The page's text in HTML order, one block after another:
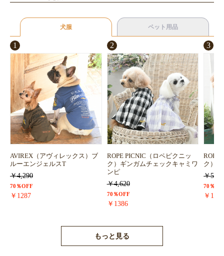
犬服 ペット用品
1
AVIREX（アヴィレックス）ブ
ルーエンジェルスT
￥4,290
70％OFF
￥1287
2
ROPE PICNIC（ロペピクニッ
ク）ギンガムチェックキャミワ
ンピ
￥4,620
70％OFF
￥1386
3
ROPE
ク）
￥
70％
￥
もっと見る